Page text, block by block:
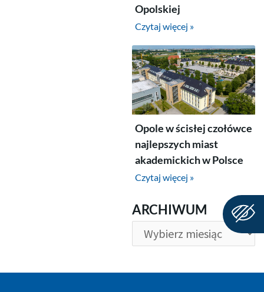
Opolskiej
Czytaj więcej »
Opole w ścisłej czołówce
najlepszych miast
akademickich w Polsce
Czytaj więcej »
ARCHIWUM
ARCHIWUM